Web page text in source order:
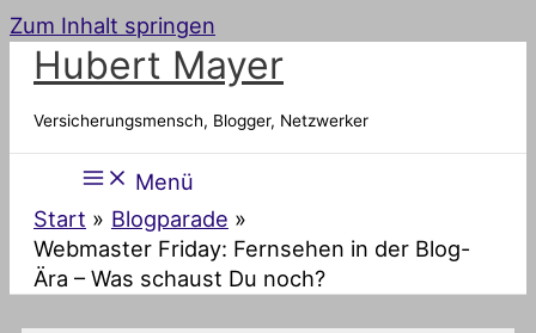
Zum Inhalt springen
Hubert Mayer
Versicherungsmensch, Blogger, Netzwerker
Menü
Start
Blogparade
Webmaster Friday: Fernsehen in der Blog-
Ära – Was schaust Du noch?